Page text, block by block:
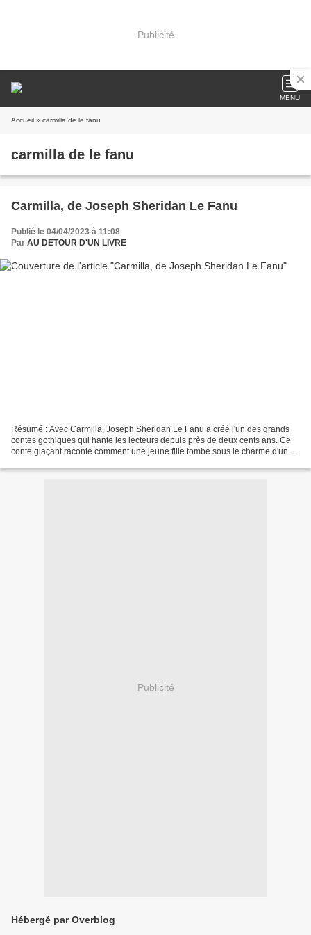
Publicité
MENU
Accueil » carmilla de le fanu
carmilla de le fanu
Carmilla, de Joseph Sheridan Le Fanu
Publié le 04/04/2023 à 11:08
Par AU DETOUR D'UN LIVRE
Résumé : Avec Carmilla, Joseph Sheridan Le Fanu a créé l'un des grands
contes gothiques qui hante les lecteurs depuis près de deux cents ans. Ce
conte glaçant raconte comment une jeune fille tombe sous le charme d'une
Publicité
Hébergé par Overblog